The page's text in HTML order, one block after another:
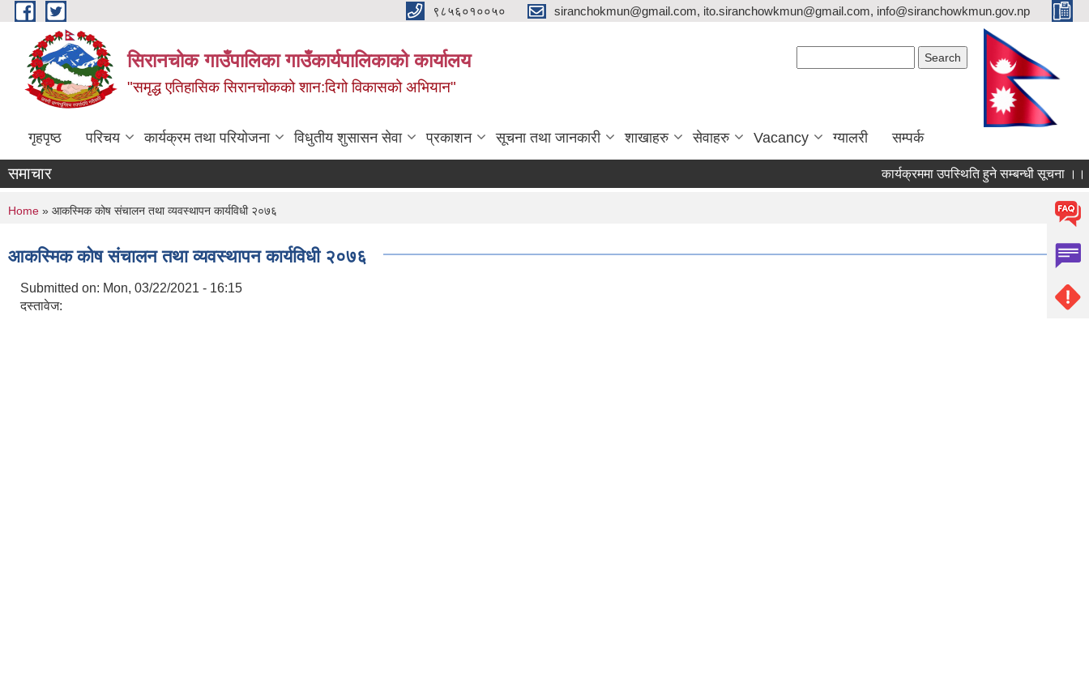
Skip to main content ९८५६०१००५० siranchokmun@gmail.com, ito.siranchowkmun@gmail.com, info@siranchowkmun.gov.np
सिरानचोक गाउँपालिका गाउँकार्यपालिकाको कार्यालय
"समृद्ध एतिहासिक सिरानचोकको शान:दिगो विकासको अभियान"
गृहपृष्ठ परिचय कार्यक्रम तथा परियोजना विधुतीय शुसासन सेवा प्रकाशन सूचना तथा जानकारी शाखाहरु सेवाहरु Vacancy ग्यालरी सम्पर्क
समाचार कार्यक्रममा उपस्थिति हुने सम्बन्धी सूचना ।।
You are here
Home » आकस्मिक कोष संचालन तथा व्यवस्थापन कार्यविधी २०७६
आकस्मिक कोष संचालन तथा व्यवस्थापन कार्यविधी २०७६
Submitted on: Mon, 03/22/2021 - 16:15
दस्तावेज: